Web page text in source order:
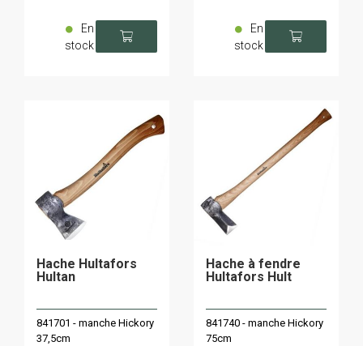
En
stock
En
stock
Hache Hultafors
Hultan
841701 - manche Hickory
37,5cm
Hache à fendre
Hultafors Hult
841740 - manche Hickory
75cm